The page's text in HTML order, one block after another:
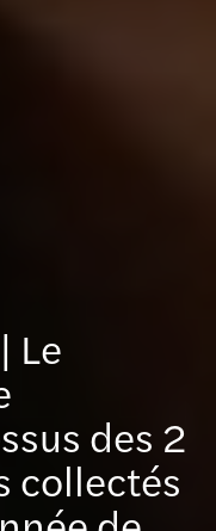
Le
des 2
collectés